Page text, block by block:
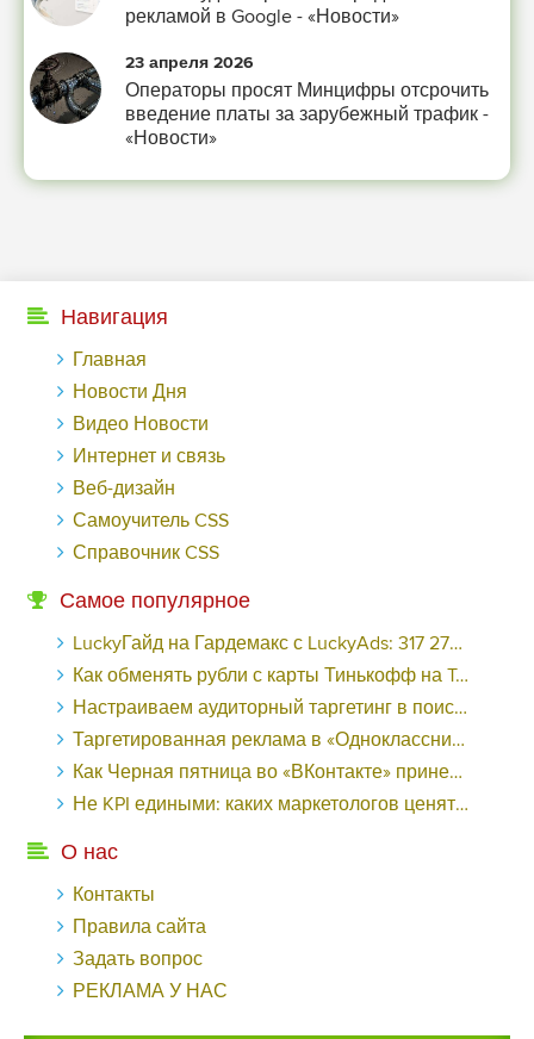
рекламой в Google - «Новости»
23 апреля 2026
Операторы просят Минцифры отсрочить
введение платы за зарубежный трафик -
«Новости»
Навигация
Главная
Новости Дня
Видео Новости
Интернет и связь
Веб-дизайн
Самоучитель CSS
Справочник CSS
Самое популярное
LuckyГайд на Гардемакс с LuckyAds: 317 279 рублей за 10 дней - «Надо знать»
Как обменять рубли с карты Тинькофф на Tether ERC20 (USDT)?
Настраиваем аудиторный таргетинг в поисковой кампании Google Ads - «Заработок»
Таргетированная реклама в «Одноклассниках»: как ее настроить и нужно ли - «Заработок»
Как Черная пятница во «ВКонтакте» принесла магазину подарков 221 продажу по цене 38 рублей - «Заработок»
Не KPI едиными: каких маркетологов ценят - «Заработок»
О нас
Контакты
Правила сайта
Задать вопрос
РЕКЛАМА У НАС